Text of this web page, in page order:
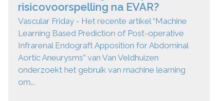
risicovoorspelling na EVAR?
Vascular Friday - Het recente artikel “Machine
Learning Based Prediction of Post-operative
Infrarenal Endograft Apposition for Abdominal
Aortic Aneurysms” van Van Veldhuizen
onderzoekt het gebruik van machine learning
om...